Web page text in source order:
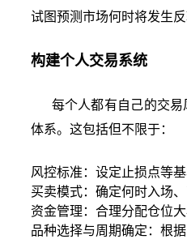
试图预测市场何时将发生
构建个人交易系统
每个人都有自己的交易
体系。这包括但不限于：
风控标准：设定止损点等基
买卖模式：确定何时入场
资金管理：合理分配仓位大
品种选择与周期确定：根